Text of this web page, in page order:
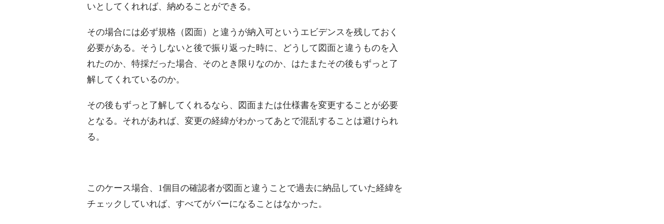
いとしてくれれば、納めることができる。
その場合には必ず規格（図面）と違うが納入可というエビデンスを残しておく
必要がある。そうしないと後で振り返った時に、どうして図面と違うものを入
れたのか、特採だった場合、そのとき限りなのか、はたまたその後もずっと了
解してくれているのか。
その後もずっと了解してくれるなら、図面または仕様書を変更することが必要
となる。それがあれば、変更の経緯がわかってあとで混乱することは避けられ
る。
このケース場合、1個目の確認者が図面と違うことで過去に納品していた経緯を
チェックしていれば、すべてがパーになることはなかった。